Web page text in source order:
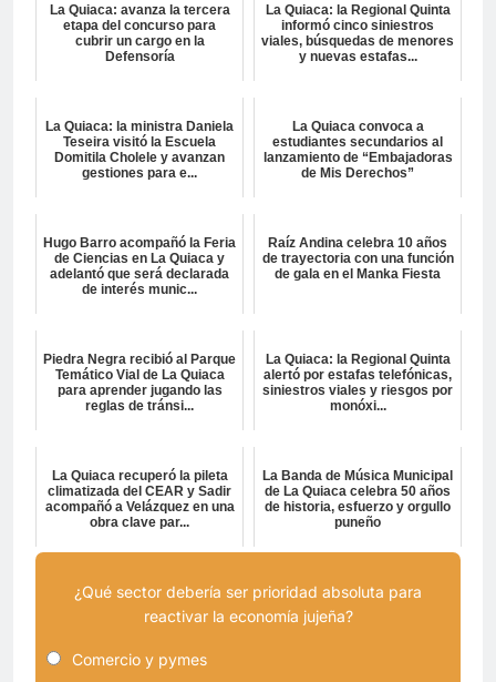
La Quiaca: avanza la tercera
etapa del concurso para
cubrir un cargo en la
Defensoría
La Quiaca: la Regional Quinta
informó cinco siniestros
viales, búsquedas de menores
y nuevas estafas...
La Quiaca: la ministra Daniela
Teseira visitó la Escuela
Domitila Cholele y avanzan
gestiones para e...
La Quiaca convoca a
estudiantes secundarios al
lanzamiento de “Embajadoras
de Mis Derechos”
Hugo Barro acompañó la Feria
de Ciencias en La Quiaca y
adelantó que será declarada
de interés munic...
Raíz Andina celebra 10 años
de trayectoria con una función
de gala en el Manka Fiesta
Piedra Negra recibió al Parque
Temático Vial de La Quiaca
para aprender jugando las
reglas de tránsi...
La Quiaca: la Regional Quinta
alertó por estafas telefónicas,
siniestros viales y riesgos por
monóxi...
La Quiaca recuperó la pileta
climatizada del CEAR y Sadir
acompañó a Velázquez en una
obra clave par...
La Banda de Música Municipal
de La Quiaca celebra 50 años
de historia, esfuerzo y orgullo
puneño
¿Qué sector debería ser prioridad absoluta para
reactivar la economía jujeña?
Comercio y pymes